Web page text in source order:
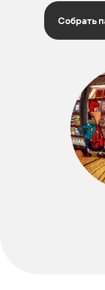
Собрать